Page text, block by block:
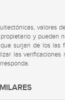
valores
y pueden
surjan de los las
las